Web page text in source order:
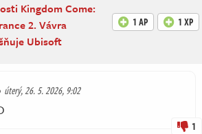
Kingdom Come:
2. Vávra
Ubisoft
1 AP 1 XP
úterý, 26. 5. 2026, 9:02
1